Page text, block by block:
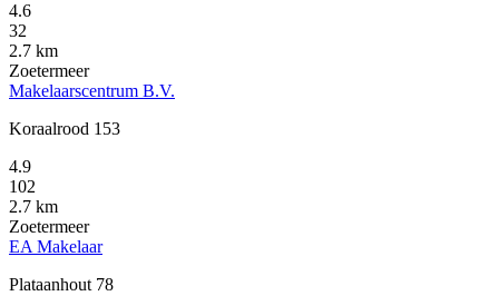
4.6
32
2.7 km
Zoetermeer
Makelaarscentrum B.V.
Koraalrood 153
4.9
102
2.7 km
Zoetermeer
EA Makelaar
Plataanhout 78